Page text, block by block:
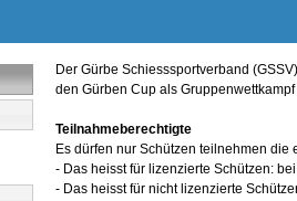
Der Gürbe Schiesssportverband
den Gürben Cup als
Teilnahmeberechtigte
Es dürfen nur Schützen teilnehmen die
- Das heisst für lizenzierte Schützen:
- Das heisst für nicht lizenzierte